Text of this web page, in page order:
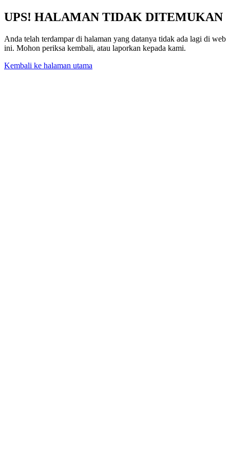
UPS! HALAMAN TIDAK DITEMUKAN
Anda telah terdampar di halaman yang datanya tidak ada lagi di web
ini. Mohon periksa kembali, atau laporkan kepada kami.
Kembali ke halaman utama